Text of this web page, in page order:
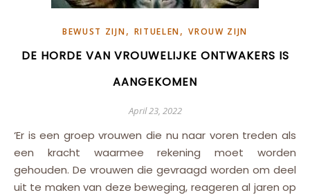
BEWUST ZIJN, RITUELEN,VROUW ZIJN
DE HORDE VAN VROUWELIJKE ONTWAKERS IS
AANGEKOMEN
April 23, 2022
‘Er is een groep vrouwen die nu naar voren treden als
een kracht waarmee rekening moet worden
gehouden. De vrouwen die gevraagd worden om deel
uit te maken van deze beweging, reageren al jaren op